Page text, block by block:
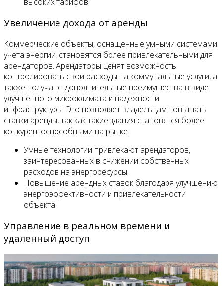
Увеличение дохода от аренды
Коммерческие объекты, оснащенные умными системами
учета энергии, становятся более привлекательными для
арендаторов. Арендаторы ценят возможность
контролировать свои расходы на коммунальные услуги, а
также получают дополнительные преимущества в виде
улучшенного микроклимата и надежности
инфраструктуры. Это позволяет владельцам повышать
ставки аренды, так как такие здания становятся более
конкурентоспособными на рынке.
Умные технологии привлекают арендаторов,
заинтересованных в снижении собственных
расходов на энергоресурсы.
Повышение арендных ставок благодаря улучшению
энергоэффективности и привлекательности
объекта.
Управление в реальном времени и
удаленный доступ